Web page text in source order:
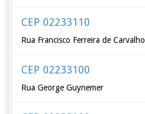
CEP 02233110
Rua Francisco Ferreira de Carvalho
CEP 02233100
Rua George Guynemer